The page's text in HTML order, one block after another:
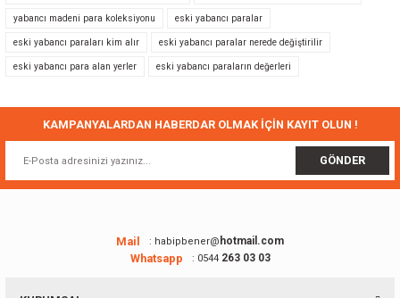
Ürün resmi kalitesiz, bozuk veya görüntülenemiyor.
Ürün açıklamasında eksik bilgiler bulunuyor.
Ürün bilgilerinde hatalar bulunuyor.
Bu ürüne benzer farklı alternatifler olmalı.
Gönder
yabancı madeni para koleksiyonu eski yabancı paralar
eski yabancı paraları kim alır eski yabancı paralar nerede değiştirilir
eski yabancı para alan yerler eski yabancı paraların değerleri
KAMPANYALARDAN HABERDAR OLMAK İÇİN KAYIT OLUN !
GÖNDER
Mail : habipbener@ hotmail.com
Whatsapp : 0544263 03 03